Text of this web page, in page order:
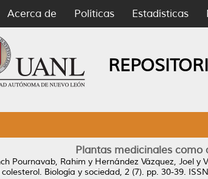
Acerca de Políticas Estadísticas
Plantas medicinales
Pournavab, Rahim y Hernández Vázquez, Joel y
Biología y sociedad, 2 (7). pp. 30-39.